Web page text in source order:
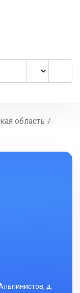
область /
д.